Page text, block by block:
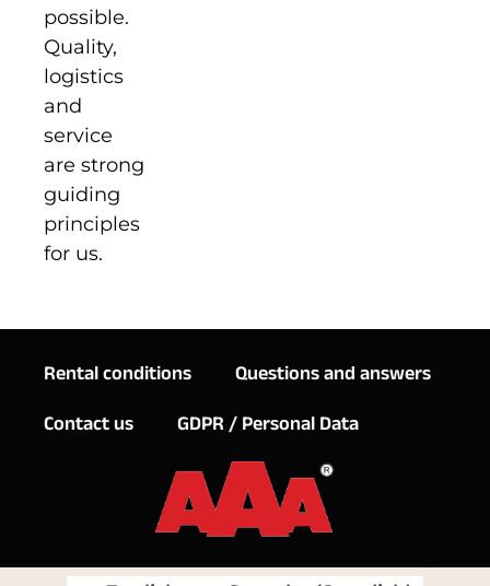
possible.
Quality,
logistics
and
service
are strong
guiding
principles
for us.
Rental conditions
Questions and answers
Contact us
GDPR / Personal Data